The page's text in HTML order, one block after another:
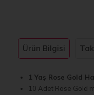
Ürün Bilgisi
1 Yaş Rose Gold
10 Adet Rose Gold